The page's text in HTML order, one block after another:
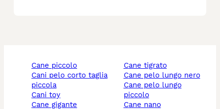
cane piccolo
cani pelo corto taglia
piccola
cani toy
cane gigante
cane tigrato
cane pelo lungo nero
cane pelo lungo
piccolo
cane nano